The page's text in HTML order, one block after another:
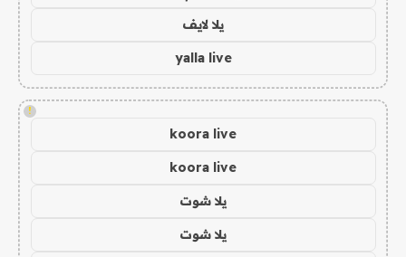
يلا لايف
yalla live
!
koora live
koora live
يلا شوت
يلا شوت